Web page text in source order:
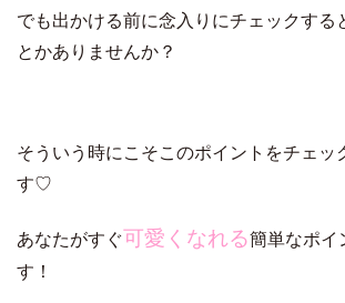
でも出かける前に念入りにチェックする
とかありませんか？
そういう時にこそこのポイントをチェッ
す♡
あなたがすぐ可愛くなれる簡単なポイ
す！